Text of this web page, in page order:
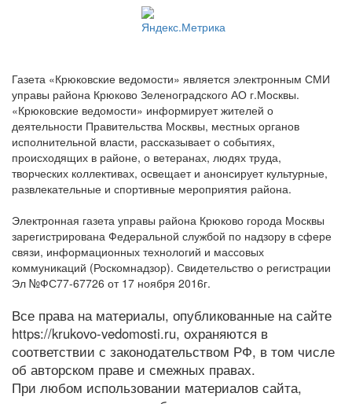
Газета «Крюковские ведомости» является электронным СМИ
управы района Крюково Зеленоградского АО г.Москвы.
«Крюковские ведомости» информирует жителей о
деятельности Правительства Москвы, местных органов
исполнительной власти, рассказывает о событиях,
происходящих в районе, о ветеранах, людях труда,
творческих коллективах, освещает и анонсирует культурные,
развлекательные и спортивные мероприятия района.
Электронная газета управы района Крюково города Москвы
зарегистрирована Федеральной службой по надзору в сфере
связи, информационных технологий и массовых
коммуникаций (Роскомнадзор). Свидетельство о регистрации
Эл №ФС77-67726 от 17 ноября 2016г.
Все права на материалы, опубликованные на сайте
https://krukovo-vedomosti.ru, охраняются в
соответствии с законодательством РФ, в том числе
об авторском праве и смежных правах.
При любом использовании материалов сайта,